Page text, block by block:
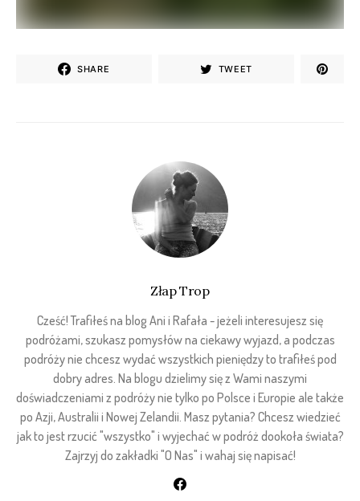
SHARE TWEET
Złap Trop
Cześć! Trafiłeś na blog Ani i Rafała - jeżeli interesujesz się
podróżami, szukasz pomysłów na ciekawy wyjazd, a podczas
podróży nie chcesz wydać wszystkich pieniędzy to trafiłeś pod
dobry adres. Na blogu dzielimy się z Wami naszymi
doświadczeniami z podróży nie tylko po Polsce i Europie ale także
po Azji, Australii i Nowej Zelandii. Masz pytania? Chcesz wiedzieć
jak to jest rzucić "wszystko" i wyjechać w podróż dookoła świata?
Zajrzyj do zakładki "O Nas" i wahaj się napisać!